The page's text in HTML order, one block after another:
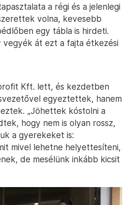
a régi és a jelenlegi
volna, kevesebb
egy tábla is hirdeti.
át ezt a fajta étkezési
Kft. lett, és kezdetben
egyeztettek, hanem
„Jöhettek kóstolni a
hogy nem is olyan rossz,
a gyerekeket is:
mivel lehetne helyettesíteni,
de mesélünk inkább kicsit